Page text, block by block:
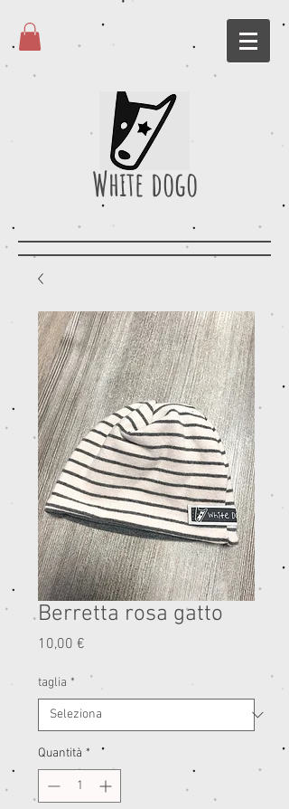
White dogo
Berretta rosa gatto
10,00 €
taglia *
Quantità *